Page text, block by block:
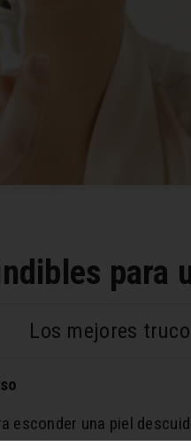
para
Los mejores
esconder una piel